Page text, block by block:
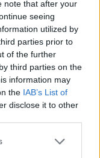
note that after your
seeing
utilized by
parties prior to
of the further
third parties on the
information may
the IAB’s List of
disclose it to other